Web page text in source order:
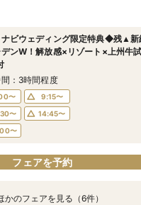
なし◎料理ランクUP特典】New
上州牛試食
〜
9:15〜
〜
〜
フェアを予約
一の貸切ガーデン／光輝く水×緑
れドレス特典×とろける上州牛コ
間：2時間30分程度
〜
〜
14:45〜
〜
フェアを予約
ビ予約限定♪／■【憧れ叶うドレ
の邸宅×階段入場体験*上州牛試食
〜
9:15〜
〜
〜
フェアを予約
★マタニティ限定特典＆”安心”見
ャペル
〜
9:15〜
〜
〜
フェアを予約
学*お料理重視の方へ◆豪華試食
相談会
〜
9:15〜
〜
〜
フェアを予約
りALL体験】自然溢れる挙式体験
州牛コース試食
〜
9:15〜
〜
〜
フェアを予約
方◎オンライン相談会】スマホで
特典付き
〜
9:15〜
〜
〜
フェアを予約
ビウェディング限定特典◆残▲新
ンW！解放感×リゾート×上州牛
：3時間程度
〜
9:15〜
〜
14:45〜
〜
フェアを予約
あり
かのフェアを見る（6件）